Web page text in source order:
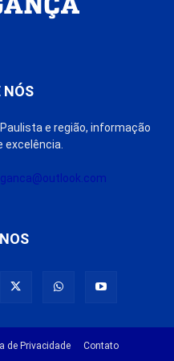
NÓS
e região, informação
excelência.
de Privacidade Contato